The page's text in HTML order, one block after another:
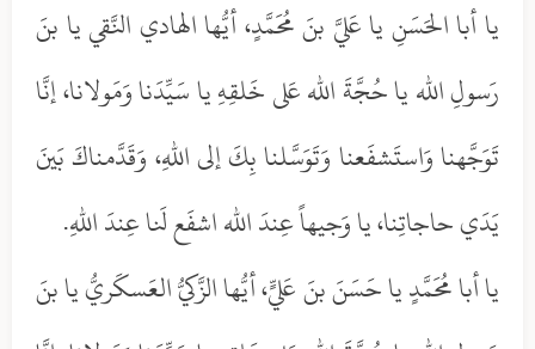
يا أبا الحَسَنِ يا عَليَّ بنَ مُحَمَّدٍ، أيُّها الهادي النَّقي يا بنَ
رَسولِ الله يا حُجَّةَ الله عَلى خَلقِهِ يا سَيِّدَنا وَمَولانا، إنَّا
تَوَجَّهنا وَاستَشفَعنا وَتَوَسَّلنا بِكَ إلى اللهِ، وَقَدَّمناكَ بَينَ
يَدَي حاجاتِنا، يا وَجيهاً عِندَ الله اشفَع لَنا عِندَ اللهِ.
يا أبا مُحَمَّدٍ يا حَسَنَ بنَ عَليٍّ، أيُّها الزَّكيُّ العَسكَريُّ يا بنَ